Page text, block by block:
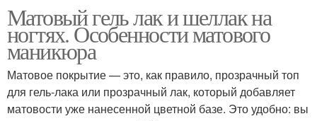
Матовый гель лак и шеллак на
ногтях. Особенности матового
маникюра
Матовое покрытие — это, как правило, прозрачный топ
для гель-лака или прозрачный лак, который добавляет
матовости уже нанесенной цветной базе. Это удобно: вы